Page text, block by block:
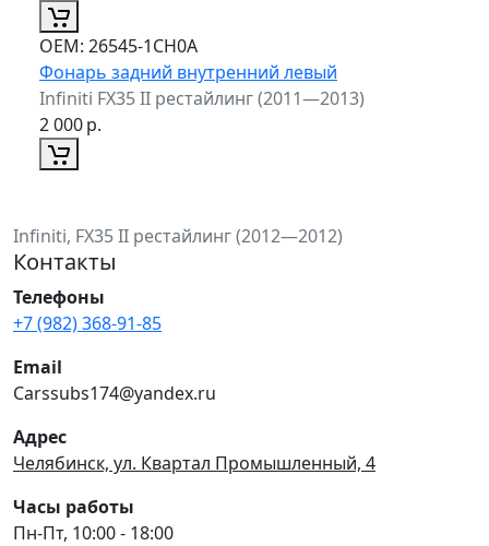
ОЕМ: 26545-1CH0A
Фонарь задний внутренний левый
Infiniti FX35 II рестайлинг (2011—2013)
2 000р.
Infiniti, FX35 II рестайлинг (2012—2012)
Контакты
Телефоны
+7 (982) 368-91-85
Email
Carssubs174@yandex.ru
Адрес
Челябинск, ул. Квартал Промышленный, 4
Часы работы
Пн-Пт, 10:00 - 18:00